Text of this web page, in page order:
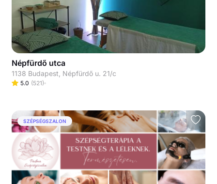
Népfürdő utca
1138 Budapest, Népfürdő u. 21/c
5.0 (521)
SZÉPSÉGSZALON